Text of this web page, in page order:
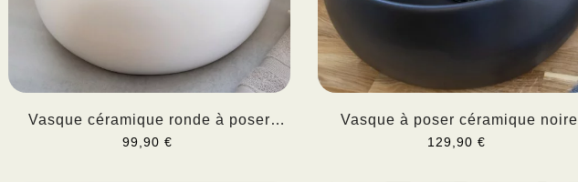
Vasque céramique ronde à poser
CYRIUS
99,90 €
Vasque à poser céramique noire
RIVALA
129,90 €